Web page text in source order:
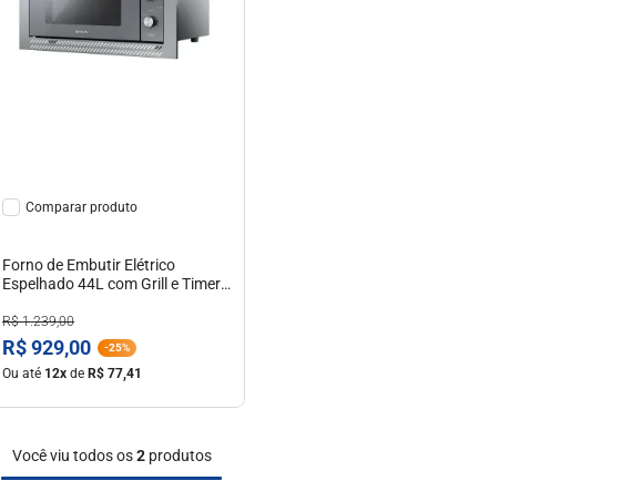
Comparar
Forno de Embutir Elétrico
Espelhado 44L com Grill e Timer
R$ 1.239,00
R$929,00 -25%
Ou até 12x de R$ 77,41
Você viu todos os2produtos